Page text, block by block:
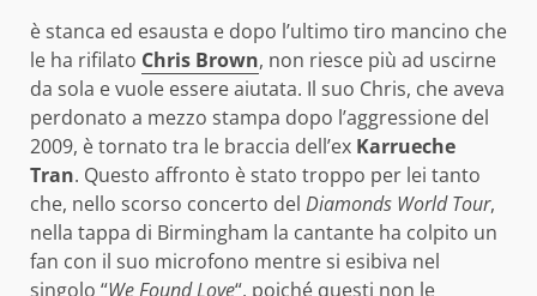
è stanca ed esausta e dopo l’ultimo tiro mancino che
le ha rifilato Chris Brown, non riesce più ad uscirne
da sola e vuole essere aiutata. Il suo Chris, che aveva
perdonato a mezzo stampa dopo l’aggressione del
2009, è tornato tra le braccia dell’ex Karrueche
Tran. Questo affronto è stato troppo per lei tanto
che, nello scorso concerto del Diamonds World Tour,
nella tappa di Birmingham la cantante ha colpito un
fan con il suo microfono mentre si esibiva nel
singolo “We Found Love“, poiché questi non le